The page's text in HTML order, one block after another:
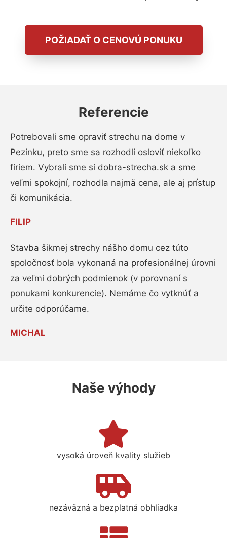
POŽIADAŤ O CENOVÚ PONUKU
Referencie
Potrebovali sme opraviť strechu na dome v
Pezinku, preto sme sa rozhodli osloviť niekoľko
firiem. Vybrali sme si dobra-strecha.sk a sme
veľmi spokojní, rozhodla najmä cena, ale aj prístup
či komunikácia.
FILIP
Stavba šikmej strechy nášho domu cez túto
spoločnosť bola vykonaná na profesionálnej úrovni
za veľmi dobrých podmienok (v porovnaní s
ponukami konkurencie). Nemáme čo vytknúť a
určite odporúčame.
MICHAL
Naše výhody
vysoká úroveň kvality služieb
nezáväzná a bezplatná obhliadka